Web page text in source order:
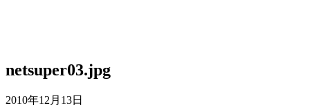
netsuper03.jpg
2010年12月13日